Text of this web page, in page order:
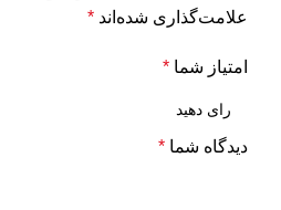
علامت‌گذاری شده‌اند *
امتیاز شما *
دیدگاه شما *